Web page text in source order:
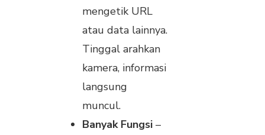
mengetik URL
atau data lainnya.
Tinggal arahkan
kamera, informasi
langsung
muncul.
Banyak Fungsi –